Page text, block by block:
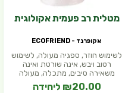
מטלית רב פעמית אקולוגית
אקופרנד - ECOFRIEND
לשימוש חוזר, ספגיה מעולה, לשימוש
רטוב ויבש, אינה שורטת ואינה
משאירה סיבים, מתכלה, מעולה
בספי
₪20.00 ליחידה